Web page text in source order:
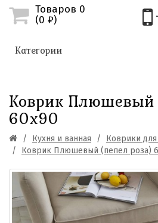
Товаров 0
(0 ₽)
Категории
Коврик Плюшевый
60х90
Кухня и ванная
Коврики
Коврик Плюшевый (пепел роза)